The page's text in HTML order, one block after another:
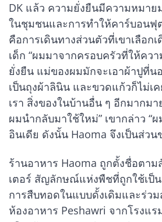
DK แล้ว ความยั่งยืนมีความหมาย
ในชุมชนและการทำให้คาร์บอนฟุ
คือการเดินทางส่วนตัวที่เขาเลือก
เด็ก “ผมมาจากครอบครัวที่ให้คว
ยั่งยืน แม่ของผมมักจะเอาผ้าปูที่น
เป็นถุงผ้าลินิน และขวดแก้วก็ไม่เ
เรา สิ่งของในบ้านอื่น ๆ อีกมากม
ผมนำกลับมาใช้ใหม่” เขากล่าว “
อินเดีย ดังนั้น Haoma จึงเป็นส่ว
ร้านอาหาร Haoma ถูกตั้งชื่อตา
เตอร์ สัญลักษณ์แห่งพืชที่ถูกใช้เป็
การสืบทอดในแบบดั้งเดิมและร่ว
ห้องอาหาร Peshawri จากโรงแร